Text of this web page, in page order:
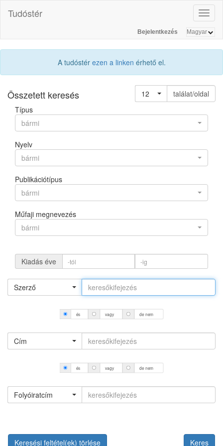
Tudóstér
Bejelentkezés
A tudóstér ezen a linken érhető el.
Összetett keresés 12
találat/oldal
Típus
bármi
Nyelv
bármi
Publikációtípus
bármi
Műfaji megnevezés
bármi
Kiadás éve
Szerző
és vagy de nem
Cím
és vagy de nem
Folyóiratcím
Keresési feltétel(ek) törlése